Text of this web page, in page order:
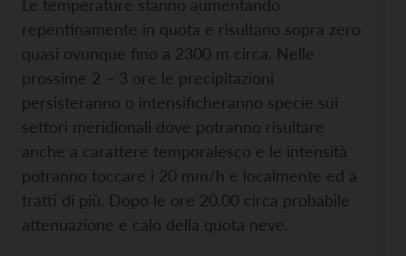
Le temperature stanno aumentando
repentinamente in quota e risultano sopra zero
quasi ovunque fino a 2300 m circa. Nelle
prossime 2 – 3 ore le precipitazioni
persisteranno o intensificheranno specie sui
settori meridionali dove potranno risultare
anche a carattere temporalesco e le intensità
potranno toccare i 20 mm/h e localmente ed a
tratti di più. Dopo le ore 20.00 circa probabile
attenuazione e calo della quota neve.